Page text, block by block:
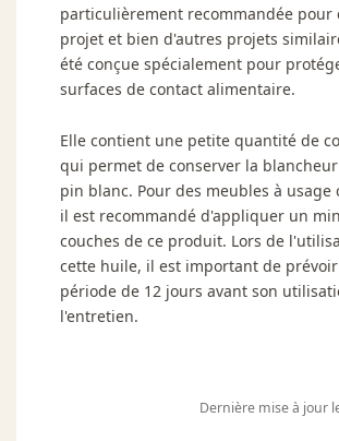
particulièrement recommandée pour
projet et bien d'autres projets
été conçue spécialement pour
surfaces de contact alimentaire.
Elle contient une petite quantité de
qui permet de conserver la
pin blanc. Pour des meubles à usage
il est recommandé d'appliquer un
couches de ce produit. Lors de
cette huile, il est important de
période de 12 jours avant son
l'entretien.
Dernière mise à jour